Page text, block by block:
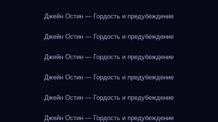
Джейн Остин — Гордость и предубеждение
Джейн Остин — Гордость и предубеждение
Джейн Остин — Гордость и предубеждение
Джейн Остин — Гордость и предубеждение
Джейн Остин — Гордость и предубеждение
Джейн Остин — Гордость и предубеждение